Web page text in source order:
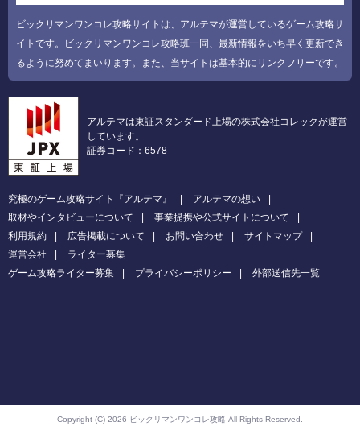
ビックリマンワンコレ攻略サイトは、アルテマが運営しているゲーム攻略サ
イトです。ビックリマンワンコレ攻略班一同、最新情報をいち早く更新でき
るように努めてまいります。また、当サイトは基本的にリンクフリーです。
アルテマは東証スタンダード上場の株式会社コレックが運営
しています。
証券コード：6578
究極のゲーム攻略サイト『アルテマ』
アルテマの想い
取材やインタビューについて
事業提携や公式サイトについて
利用規約
広告掲載について お問い合わせ
サイトマップ
運営会社
ライター募集
ゲーム攻略ライター募集
プライバシーポリシー 外部送信先一覧
Copyright (C) 2026 ビックリマンワンコレ攻略 All Rights Reserved.